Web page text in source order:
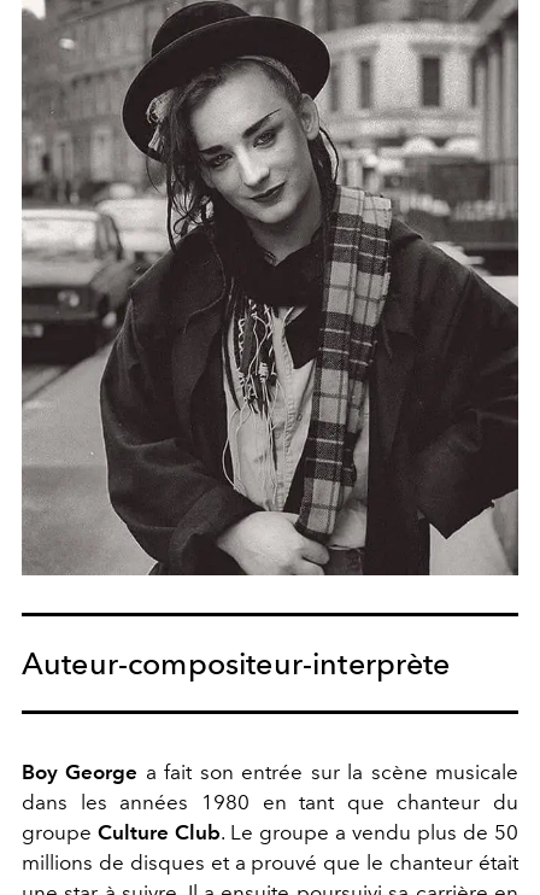
Auteur-compositeur-interprète
Boy George a fait son entrée sur la scène musicale
dans les années 1980 en tant que chanteur du
groupe Culture Club. Le groupe a vendu plus de 50
millions de disques et a prouvé que le chanteur était